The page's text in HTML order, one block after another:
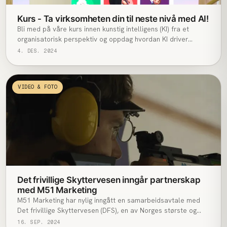
Kurs - Ta virksomheten din til neste nivå med AI!
Bli med på våre kurs innen kunstig intelligens (KI) fra et
organisatorisk perspektiv og oppdag hvordan KI driver
utviklingen av digital transformasjon.
4. DES. 2024
VIDEO & FOTO
Det frivillige Skyttervesen inngår partnerskap
med M51 Marketing
M51 Marketing har nylig inngått en samarbeidsavtale med
Det frivillige Skyttervesen (DFS), en av Norges største og
mest tradisjonsrike organisasjoner med over 130.000
16. SEP. 2024